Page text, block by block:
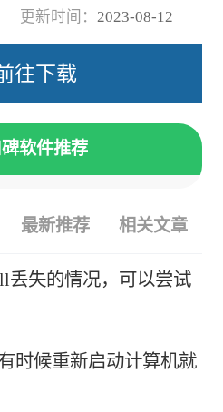
更新时间： 2023-08-12
往下载
碑软件推荐
最新推荐 相关文章
丢失的情况，可以尝试
时候重新启动计算机就